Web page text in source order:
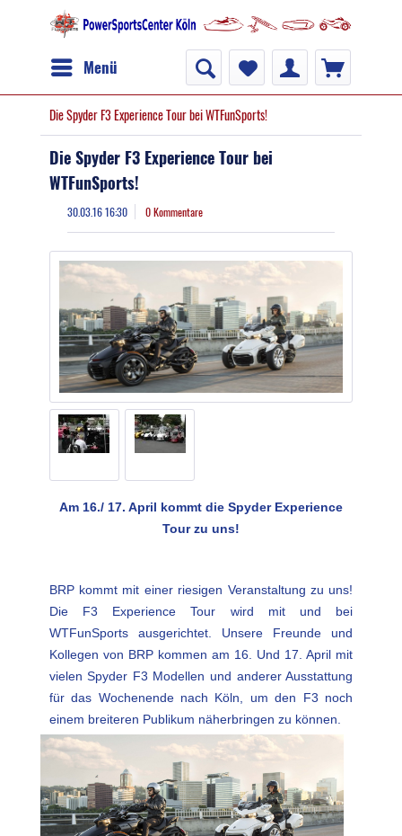
Menü
Die Spyder F3 Experience Tour bei WTFunSports!
Die Spyder F3 Experience Tour bei
WTFunSports!
30.03.16 16:30 0 Kommentare
Am 16./ 17. April kommt die Spyder Experience
Tour zu uns!
BRP kommt mit einer riesigen Veranstaltung zu uns!
Die F3 Experience Tour wird mit und bei
WTFunSports ausgerichtet. Unsere Freunde und
Kollegen von BRP kommen am 16. Und 17. April mit
vielen Spyder F3 Modellen und anderer Ausstattung
für das Wochenende nach Köln, um den F3 noch
einem breiteren Publikum näherbringen zu können.